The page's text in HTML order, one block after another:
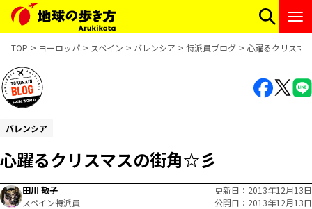
TOP ヨーロッパ スペイン バレンシア 特派員ブログ 心躍るクリスマ
バレンシア
心躍るクリスマスの街角☆彡
田川 敬子
スペイン特派員
更新日
2013年12月13日
公開日
2013年12月13日